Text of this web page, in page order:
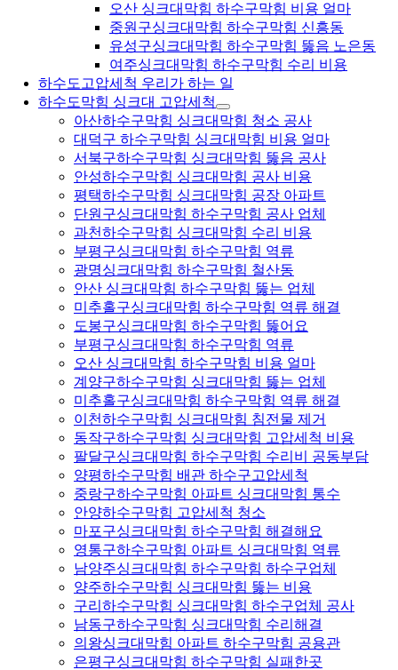
오산 싱크대막힘 하수구막힘 비용 얼마
중원구싱크대막힘 하수구막힘 신흥동
유성구싱크대막힘 하수구막힘 뚫음 노은동
여주싱크대막힘 하수구막힘 수리 비용
하수도고압세척 우리가 하는 일
하수도막힘 싱크대 고압세척
아산하수구막힘 싱크대막힘 청소 공사
대덕구 하수구막힘 싱크대막힘 비용 얼마
서북구하수구막힘 싱크대막힘 뚫음 공사
안성하수구막힘 싱크대막힘 공사 비용
평택하수구막힘 싱크대막힘 공장 아파트
단원구싱크대막힘 하수구막힘 공사 업체
과천하수구막힘 싱크대막힘 수리 비용
부평구싱크대막힘 하수구막힘 역류
광명싱크대막힘 하수구막힘 철산동
안산 싱크대막힘 하수구막힘 뚫는 업체
미추홀구싱크대막힘 하수구막힘 역류 해결
도봉구싱크대막힘 하수구막힘 뚫어요
부평구싱크대막힘 하수구막힘 역류
오산 싱크대막힘 하수구막힘 비용 얼마
계양구하수구막힘 싱크대막힘 뚫는 업체
미추홀구싱크대막힘 하수구막힘 역류 해결
이천하수구막힘 싱크대막힘 침전물 제거
동작구하수구막힘 싱크대막힘 고압세척 비용
팔달구싱크대막힘 하수구막힘 수리비 공동부담
양평하수구막힘 배관 하수구고압세척
중랑구하수구막힘 아파트 싱크대막힘 통수
안양하수구막힘 고압세척 청소
마포구싱크대막힘 하수구막힘 해결해요
영통구하수구막힘 아파트 싱크대막힘 역류
남양주싱크대막힘 하수구막힘 하수구업체
양주하수구막힘 싱크대막힘 뚫는 비용
구리하수구막힘 싱크대막힘 하수구업체 공사
남동구하수구막힘 싱크대막힘 수리해결
의왕싱크대막힘 아파트 하수구막힘 공용관
은평구싱크대막힘 하수구막힘 실패한곳